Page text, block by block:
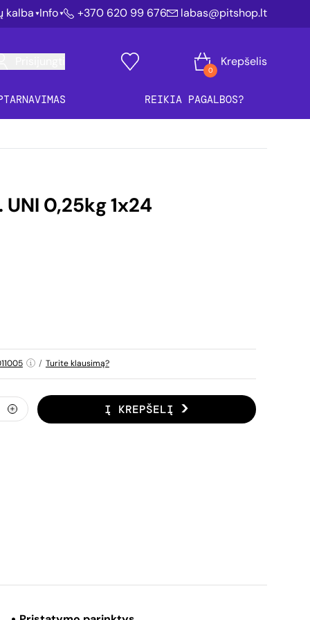
kalba Info +370 620 99 676 labas@pitshop.lt
0
Krepšelis
REIKIA PAGALBOS?
0,25kg 1x24
/ Turite klausimą?
Į KREPŠELĮ